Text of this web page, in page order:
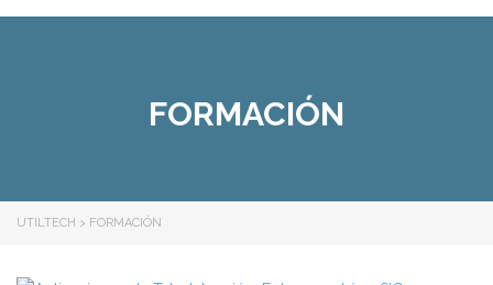
FORMACIÓN
UTILTECH > FORMACIÓN